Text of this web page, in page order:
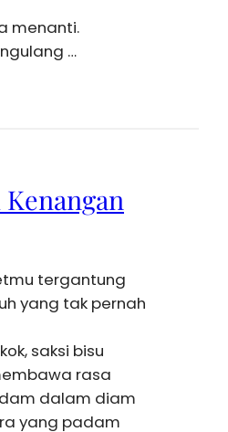
menanti.
…
tergantung
yang tak pernah
saksi bisu
rasa
dalam diam
yang padam